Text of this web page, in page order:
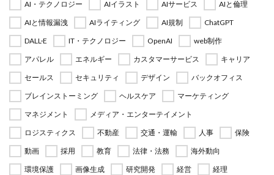
AI・テクノロジー AIイラスト AIサービス
AIと倫理
AIと情報漏洩
AIライティング AI規制
ChatGPT
DALL·E
IT・テクノロジー OpenAI
web制作
アパレル
エネルギー カスタマーサービス
キャリア
セールス
セキュリティ デザイン
バックオフィス
ブレインストーミング
ヘルスケア
マーケティング
マネジメント
メディア・エンターテイメント
ロジスティクス
不動産 交通・運輸 人事
保険
動画
採用 教育 法律・法務
海外動向
環境保護
画像生成 研究開発 経営
経理